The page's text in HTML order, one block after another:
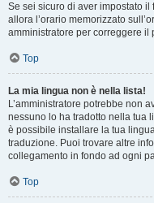
Se sei sicuro di aver impostato il
allora l’orario memorizzato
amministratore per correggere il
Top
La mia lingua non è nella lista!
L’amministratore potrebbe non
nessuno lo ha tradotto nella tua
è possibile installare la tua
traduzione. Puoi trovare altre
collegamento in fondo ad ogni
Top